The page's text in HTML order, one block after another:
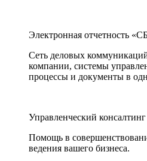
Электронная отчетность
Сеть деловых
компании, системы
процессы и документы в
Управленческий консалтинг
Помощь в
ведения вашего бизнеса.